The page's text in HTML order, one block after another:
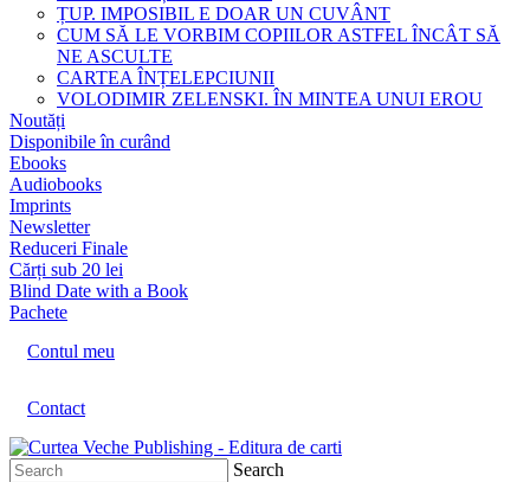
ȚUP. IMPOSIBIL E DOAR UN CUVÂNT
CUM SĂ LE VORBIM COPIILOR ASTFEL ÎNCÂT SĂ
NE ASCULTE
CARTEA ÎNȚELEPCIUNII
VOLODIMIR ZELENSKI. ÎN MINTEA UNUI EROU
Noutăți
Disponibile în curând
Ebooks
Audiobooks
Imprints
Newsletter
Reduceri Finale
Cărți sub 20 lei
Blind Date with a Book
Pachete
Contul meu
Contact
Search